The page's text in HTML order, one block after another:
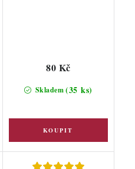
Skladem(35 ks)
80 Kč